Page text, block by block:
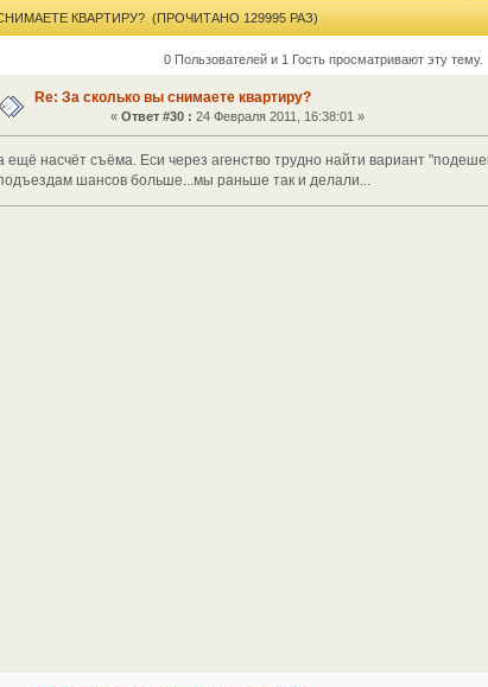
КВАРТИРУ? (ПРОЧИТАНО 129995 РАЗ)
0 Пользователей и 1 Гость просматривают эту тему.
Re: За сколько вы снимаете квартиру?
«Ответ #30 : 24 Февраля 2011, 16:38:01 »
ещё насчёт съёма. Еси через агенство трудно найти вариант
шансов больше...мы раньше так и делали...